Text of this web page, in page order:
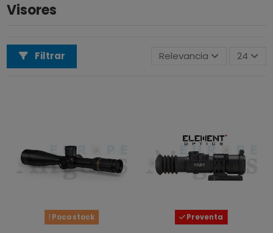
Visores
Filtrar Relevancia 24
Poco stock Preventa